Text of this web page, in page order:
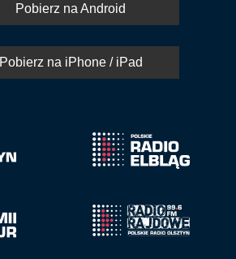
Pobierz na Android
Pobierz na iPhone / iPad